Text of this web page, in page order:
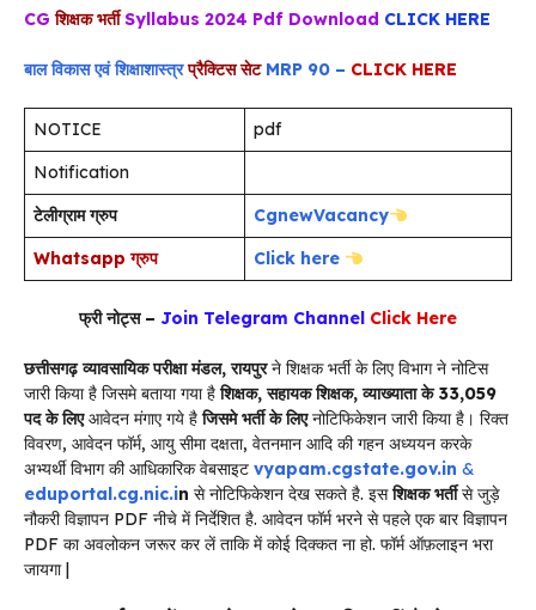
CGशिक्षक भर्ती Syllabus 2024 Pdf Download CLICK HERE
बाल विकास एवं शिक्षाशास्त्रप्रैक्टिस सेट MRP 90 – CLICK HERE
NOTICE
pdf
Notification
टेलीग्राम ग्रुप
CgnewVacancy
Whatsapp ग्रुप
Click here
फ्री नोट्स – Join Telegram Channel Click Here
छत्तीसगढ़ व्यावसायिक परीक्षा मंडल, रायपुरने शिक्षक भर्ती के लिए विभाग ने नोटिस
जारी किया है जिसमे बताया गया हैशिक्षक, सहायक शिक्षक, व्याख्याता के 33,059
पद के लिएआवेदन मंगाए गये हैजिसमे भर्ती के लिएनोटिफिकेशन जारी किया है। रिक्त
विवरण, आवेदन फॉर्म, आयु सीमा दक्षता, वेतनमान आदि की गहन अध्ययन करके
अभ्यर्थी विभाग की आधिकारिक वेबसाइट vyapam.cgstate.gov.in &
eduportal.cg.nic.in से नोटिफिकेशन देख सकते है. इसशिक्षक भर्तीसे जुड़े
नौकरी विज्ञापन PDF नीचे में निर्देशित है. आवेदन फॉर्म भरने से पहले एक बार विज्ञापन
PDF का अवलोकन जरूर कर लें ताकि में कोई दिक्कत ना हो. फॉर्म ऑफ़लाइन भरा
जायगा |